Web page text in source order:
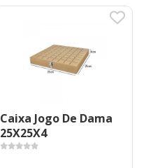
Caixa Jogo De Dama
25X25X4